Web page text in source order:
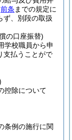
前条 までの規定に
ず、別段の取扱
の口座振替)
学校職員から申
支払うことがで
控除について
条例の施行に関